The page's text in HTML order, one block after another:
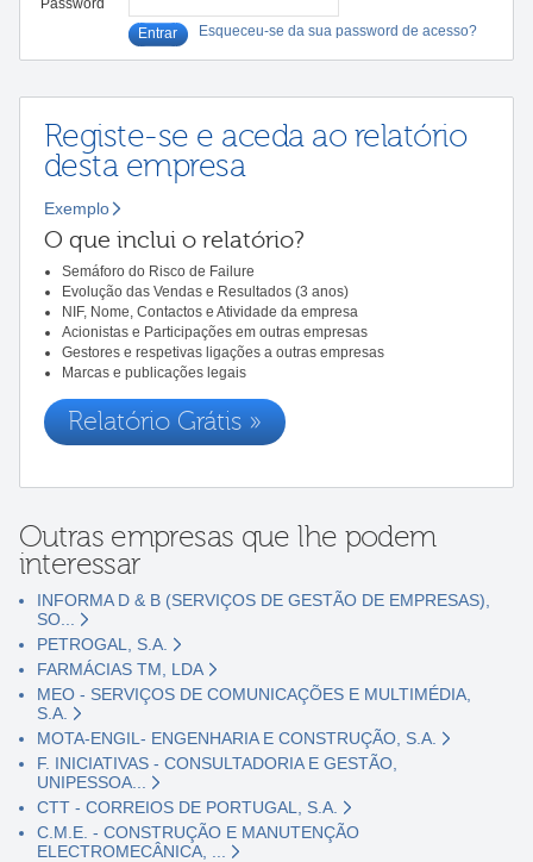
Password
Esqueceu-se da sua password de acesso?
Registe-se e aceda ao relatório
desta empresa
Exemplo
O que inclui o relatório?
Semáforo do Risco de Failure
Evolução das Vendas e Resultados (3 anos)
NIF, Nome, Contactos e Atividade da empresa
Acionistas e Participações em outras empresas
Gestores e respetivas ligações a outras empresas
Marcas e publicações legais
Relatório Grátis »
Outras empresas que lhe podem
interessar
INFORMA D & B (SERVIÇOS DE GESTÃO DE EMPRESAS),
SO...
PETROGAL, S.A.
FARMÁCIAS TM, LDA
MEO - SERVIÇOS DE COMUNICAÇÕES E MULTIMÉDIA,
S.A.
MOTA-ENGIL- ENGENHARIA E CONSTRUÇÃO, S.A.
F. INICIATIVAS - CONSULTADORIA E GESTÃO,
UNIPESSOA...
CTT - CORREIOS DE PORTUGAL, S.A.
C.M.E. - CONSTRUÇÃO E MANUTENÇÃO
ELECTROMECÂNICA, ...